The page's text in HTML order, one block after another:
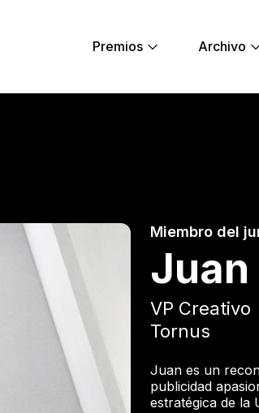
Premios
Archivo
Miembro del
Juan
VP Creativo
Tornus
Juan es un
publicidad
estratégica de la